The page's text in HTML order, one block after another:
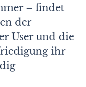
– findet
der
User und die
ihr